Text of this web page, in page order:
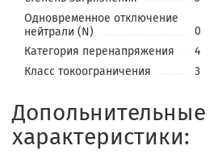
Одновременное отключение
нейтрали (N)
0
Категория перенапряжения
4
Класс токоограничения
3
Допольнительные
характеристики: